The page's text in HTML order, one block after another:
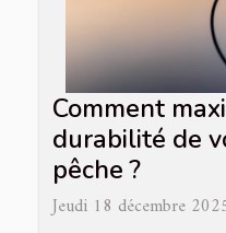
Comment
durabilité de
pêche ?
Jeudi 18 décembre